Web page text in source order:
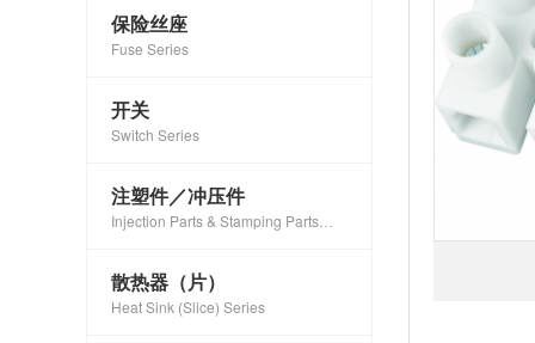
保险丝座
Fuse Series
开关
Switch Series
注塑件／冲压件
Injection Parts & Stamping Parts
散热器（片）
Heat Sink (Slice) Series